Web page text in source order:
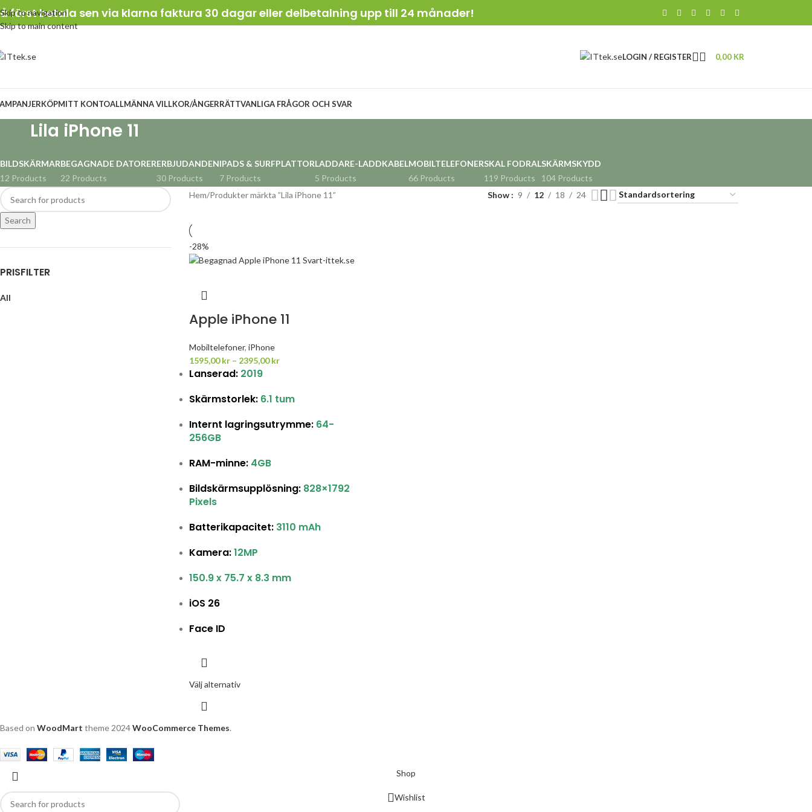
Skip to navigation
Skip to main content
först betala sen via klarna faktura 30 dagar eller delbetalning upp till 24 månader!
LOGIN / REGISTER 0,00 KR
KÖPMITT KONTOALLMÄNNA VILLKOR/ÅNGERRÄTTVANLIGA FRÅGOR OCH SVAR
Lila iPhone 11
BILDSKÄRMAR
12 Products
BEGAGNADE DATORER
22 Products
ERBJUDANDEN
30 Products
IPADS & SURFPLATTOR
7 Products
LADDARE-LADDKABEL
5 Products
MOBILTELEFONER
66 Products
SKAL FODRAL
119 Products
SKÄRMSKYDD
104 Products
Search
PRISFILTER
All
Hem Produkter märkta ”Lila iPhone 11” Show 9 12 18 24
-28%
Apple iPhone 11
Mobiltelefoner, iPhone
1595,00kr – 2395,00kr
Lanserad:2019
Skärmstorlek: 6.1 tum
Internt lagringsutrymme: 64-
256GB
RAM-minne: 4GB
Bildskärmsupplösning: 828×1792
Pixels
Batterikapacitet: 3110 mAh
Kamera:12MP
150.9 x 75.7 x 8.3 mm
iOS 26
Face ID
Välj alternativ
Based on WoodMart theme2024WooCommerce Themes.
Shop
Wishlist